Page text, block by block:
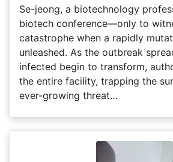
Se-jeong, a biotechnology
biotech conference—only to
catastrophe when a rapidly
unleashed. As the outbreak
infected begin to transform,
the entire facility, trapping the
ever-growing threat…